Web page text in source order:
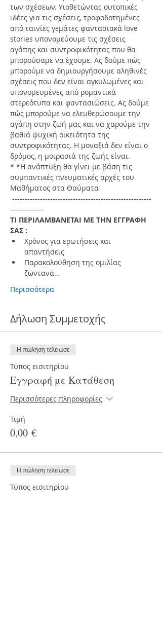
των σχέσεων. Υιοθετώντας ουτοπικές
ιδέες για τις σχέσεις, τροφοδοτημένες
από ταινίες γεμάτες φαντασιακά love
stories υπονομεύουμε τις σχέσεις
αγάπης και συντροφικότητας που θα
μπορούσαμε να έχουμε. Ας δούμε πώς
μπορούμε να δημιουργήσουμε αληθινές
σχέσεις που δεν είναι αγκυλωμένες και
υπονομευμένες από ρομαντικά
στερεότυπα και φαντασιώσεις. Ας δούμε
πώς μπορούμε να ελευθερώσουμε την
αγάπη στην ζωή μας και να χαρούμε την
βαθιά ψυχική οικειότητα της
συντροφικότητας. Η μοναξιά δεν είναι ο
δρόμος, η μοιρασιά της ζωής είναι.
* *Η ανάπτυξη θα γίνει με βάση τις
συμπαντικές πνευματικές αρχές του
Μαθήματος στα Θαύματα
-------------------------------------------------------
-------------
ΤΙ ΠΕΡΙΛΑΜΒΑΝΕΤΑΙ ΜΕ ΤΗΝ ΕΓΓΡΑΦΗ
ΣΑΣ :
Χρόνος για ερωτήσεις και
απαντήσεις
Παρακολούθηση της ομιλίας
ζωντανά…
Περισσότερα
Δήλωση Συμμετοχής
Η πώληση τελείωσε
Τύπος εισιτηρίου
Εγγραφή με Κατάθεση
Περισσότερες πληροφορίες
Τιμή
0,00 €
Η πώληση τελείωσε
Τύπος εισιτηρίου